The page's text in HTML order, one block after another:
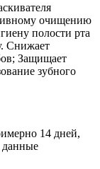
очищению
полости рта
Снижает
Защищает
зубного
14 дней,
данные